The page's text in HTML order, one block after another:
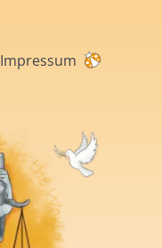
Impressum